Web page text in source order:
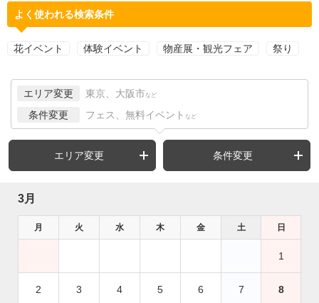
よく使われる検索条件
花イベント 体験イベント 物産展・観光フェア 祭り
エリア変更 東京、大阪市 など
条件変更 フェス、無料イベント など
エリア変更 条件変更
3月
月 火 水 木 金 土 日
1
2 3 4 5 6 7 8